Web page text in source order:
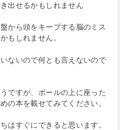
出せるかもしれません
から頭をキープする脳のミス
もしれません。
いないので何とも言えないので
ですが、ボールの上に座った
の本を載せてみてください。
はすぐにできると思います。